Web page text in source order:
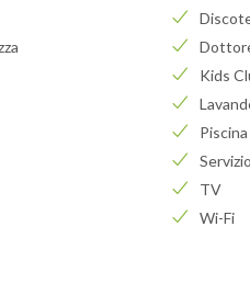
Kids
Piscina
TV
Wi-Fi